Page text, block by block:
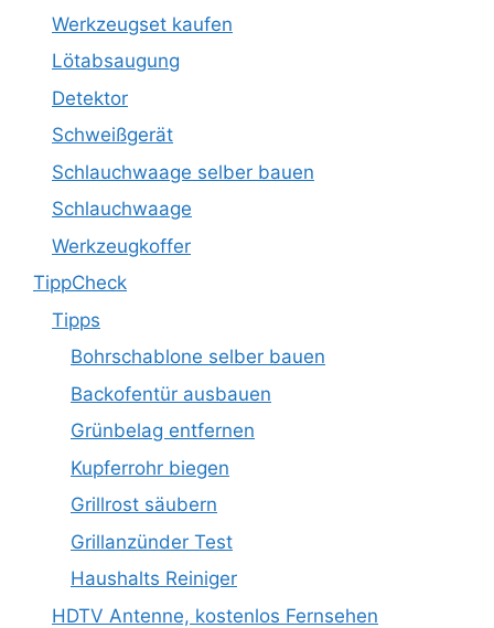
Werkzeugset kaufen
Lötabsaugung
Detektor
Schweißgerät
Schlauchwaage selber bauen
Schlauchwaage
Werkzeugkoffer
TippCheck
Tipps
Bohrschablone selber bauen
Backofentür ausbauen
Grünbelag entfernen
Kupferrohr biegen
Grillrost säubern
Grillanzünder Test
Haushalts Reiniger
HDTV Antenne, kostenlos Fernsehen